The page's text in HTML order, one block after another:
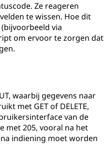
Ze reageren
te wissen. Hoe dit
via
om ervoor te zorgen dat
waarbij gegevens naar
met GET of DELETE,
van de
met 205, vooral na het
indiening moet worden